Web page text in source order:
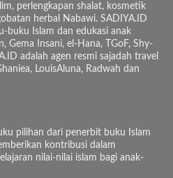
perlengkapan shalat, kosmetik
herbal Nabawi. SADIYA.ID
buku Islam dan edukasi anak
Gema Insani, el-Hana, TGoF, Shy-
adalah agen resmi sajadah travel
LouisAluna, Radwah dan
pilihan dari penerbit buku Islam
kontribusi dalam
nilai-nilai islam bagi anak-